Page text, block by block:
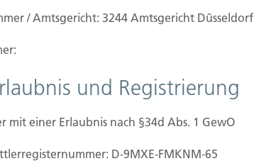
/ Amtsgericht: 3244 Amtsgericht Düsseldorf
und Registrierung
mit einer Erlaubnis nach §34d Abs. 1 GewO
D-9MXE-FMKNM-65